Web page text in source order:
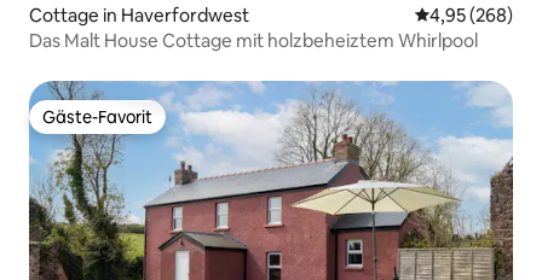
Cottage in Haverfordwest
4,95 (268)
Das Malt House Cottage mit holzbeheiztem Whirlpool
Gäste-Favorit
Gäste-Favorit